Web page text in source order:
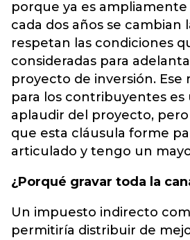
porque ya es
cada dos años se cambian
respetan las condiciones
consideradas para
proyecto de inversión.
para los contribuyentes
aplaudir del proyecto,
que esta cláusula forme
articulado y tengo un
¿Porqué gravar toda la
Un impuesto indirecto
permitiría distribuir de